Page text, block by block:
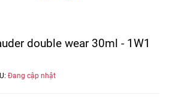
double wear 30ml - 1W1
Đang cập nhật